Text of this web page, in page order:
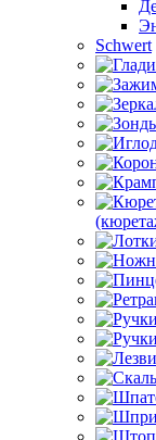
Schwert